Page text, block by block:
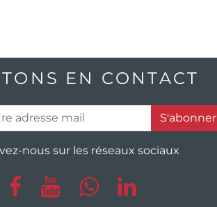
EN CONTACT
S'abonner
nous sur les réseaux sociaux